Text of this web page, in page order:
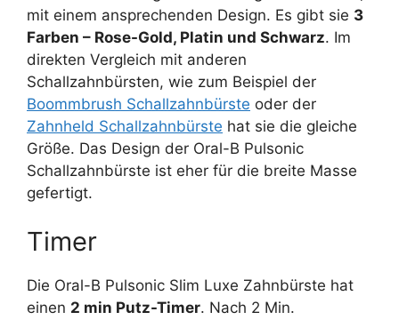
mit einem ansprechenden Design. Es gibt sie 3
Farben – Rose-Gold, Platin und Schwarz. Im
direkten Vergleich mit anderen
Schallzahnbürsten, wie zum Beispiel der
Boommbrush Schallzahnbürste oder der
Zahnheld Schallzahnbürste hat sie die gleiche
Größe. Das Design der Oral-B Pulsonic
Schallzahnbürste ist eher für die breite Masse
gefertigt.
Timer
Die Oral-B Pulsonic Slim Luxe Zahnbürste hat
einen 2 min Putz-Timer. Nach 2 Min.